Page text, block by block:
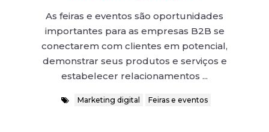
As feiras e eventos são oportunidades
importantes para as empresas B2B se
conectarem com clientes em potencial,
demonstrar seus produtos e serviços e
estabelecer relacionamentos ...
Marketing digital Feiras e eventos